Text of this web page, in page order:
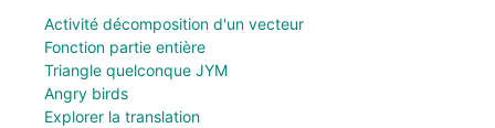
Activité décomposition d'un vecteur
Fonction partie entière
Triangle quelconque JYM
Angry birds
Explorer la translation